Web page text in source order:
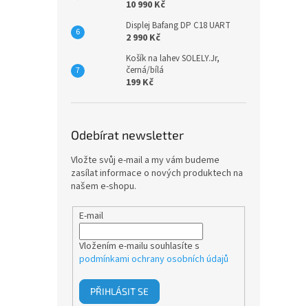
10 990 Kč
Displej Bafang DP C18 UART
2 990 Kč
Košík na lahev SOLELY.Jr,
černá/bílá
199 Kč
Odebírat newsletter
Vložte svůj e-mail a my vám budeme
zasílat informace o nových produktech na
našem e-shopu.
E-mail
Vložením e-mailu souhlasíte s
podmínkami ochrany osobních údajů
PŘIHLÁSIT SE